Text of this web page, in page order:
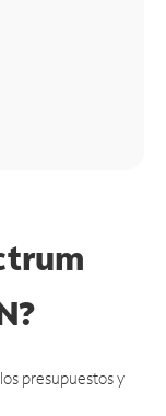
presupuestos y